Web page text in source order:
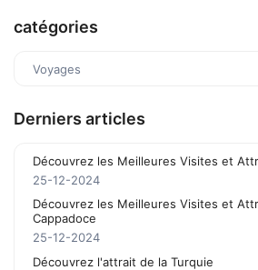
catégories
Voyages
Derniers articles
Découvrez les Meilleures Visites et
25-12-2024
Découvrez les Meilleures Visites et
Cappadoce
25-12-2024
Découvrez l'attrait de la Turquie